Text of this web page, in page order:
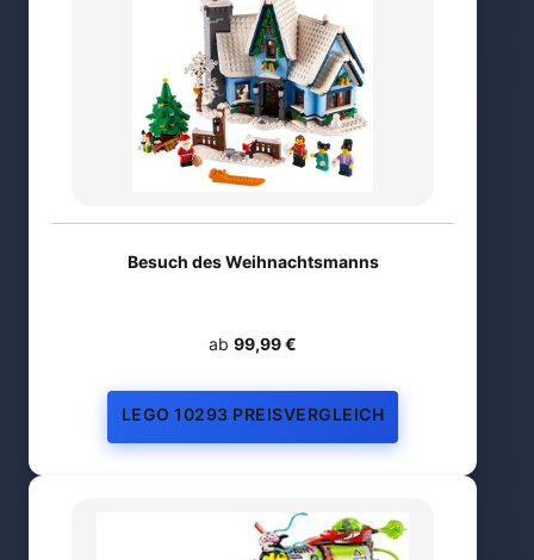
Besuch des Weihnachtsmanns
ab 99,99 €
LEGO 10293 PREISVERGLEICH